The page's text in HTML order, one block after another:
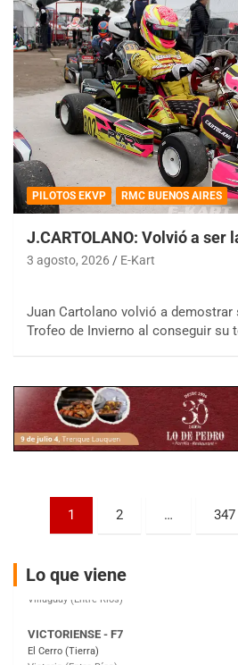
PILOTOS EKVP RMC BUENOS AIRES
J.CARTOLANO: Volvió a ser
3 agosto, 2026 E-Kart
Juan Cartolano volvió a demostrar
Trofeo de Invierno al conseguir su
Paginación
entradas
1 2 … 347
Lo que viene
08/09-AGO
KDO - F6
Ciudad de Trenque Lauquen (Asfalto)
Trenque Lauquen (Buenos Aires)
Parque de la Velocidad (Asfalto)
Villaguay (Entre Ríos)
El Cerro (Tierra)
Victoria (Entre Ríos)
Moto Club Reginense (Tierra)
Gral. E. Godoy (Río Negro)